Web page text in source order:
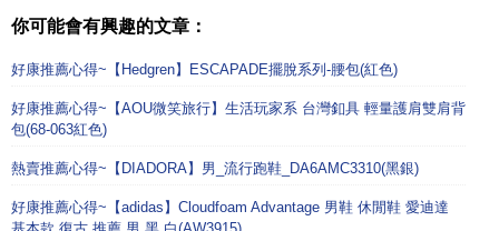
你可能會有興趣的文章：
好康推薦心得~【Hedgren】ESCAPADE擺脫系列-腰包(紅色)
好康推薦心得~【AOU微笑旅行】生活玩家系 台灣釦具 輕量護肩雙肩背
包(68-063紅色)
熱賣推薦心得~【DIADORA】男_流行跑鞋_DA6AMC3310(黑銀)
好康推薦心得~【adidas】Cloudfoam Advantage 男鞋 休閒鞋 愛迪達